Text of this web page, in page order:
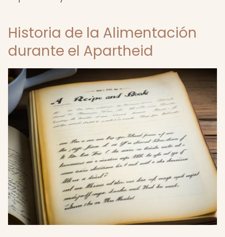
Historia de la Alimentación
durante el Apartheid